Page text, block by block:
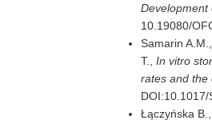
Development
10.19080/
Samarin
T., In vitro
rates and the
Łączyńska